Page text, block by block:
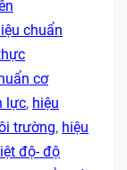
chuẩn
cơ
lực, hiệu
trường, hiệu
độ- độ